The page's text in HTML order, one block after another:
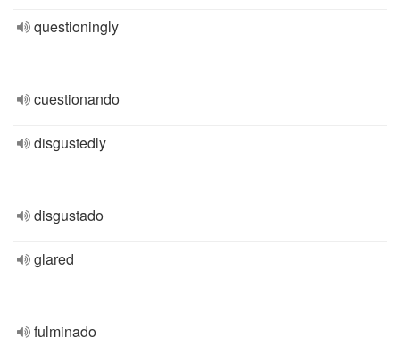
questioningly
cuestionando
disgustedly
disgustado
glared
fulminado